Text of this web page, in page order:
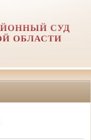
СУД
ОБЛАСТИ